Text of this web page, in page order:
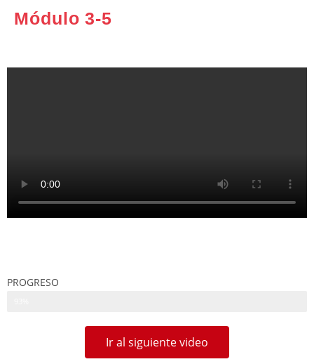
Módulo 3-5
PROGRESO
Ir al siguiente video